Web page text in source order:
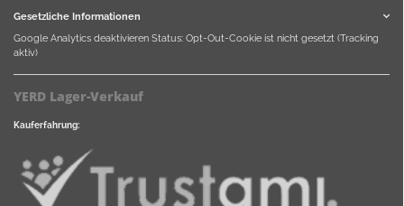
Gesetzliche Informationen
Google Analytics deaktivieren Status: Opt-Out-Cookie ist nicht gesetzt (Tracking
aktiv)
YERD Lager-Verkauf
Kauferfahrung: